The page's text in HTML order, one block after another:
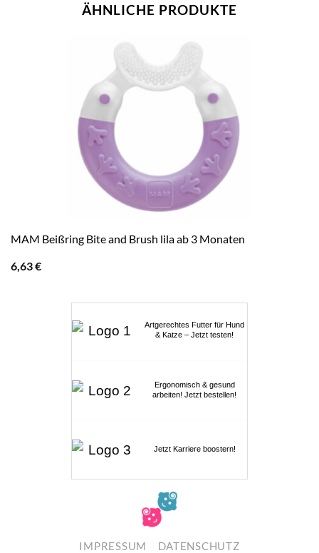
ÄHNLICHE PRODUKTE
MAM Beißring Bite and Brush lila ab 3 Monaten
6,63€
Artgerechtes Futter für Hund
& Katze – Jetzt testen!
Ergonomisch & gesund
arbeiten! Jetzt bestellen!
Jetzt Karriere boostern!
IMPRESSUM DATENSCHUTZ